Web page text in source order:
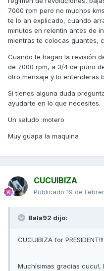
7000 rpm pero no muchos
te lo an explicado, cuando
minutos en relentin antes de
mientras te colocas guantes,
Cuando te hagan la revisión
de 7000 rpm, a 3/4 de puño
otro mensaje y lo entenderas
Si tienes alguna duda
ayudarte en lo que necesites.
Un saludo :motero
Muy guapa la maquina
CUCUIBIZA
Publicado 19 de
Bala92 dijo:
CUCUIBIZA for PRESIDENT!!!
Muchísimas gracias cucu!,